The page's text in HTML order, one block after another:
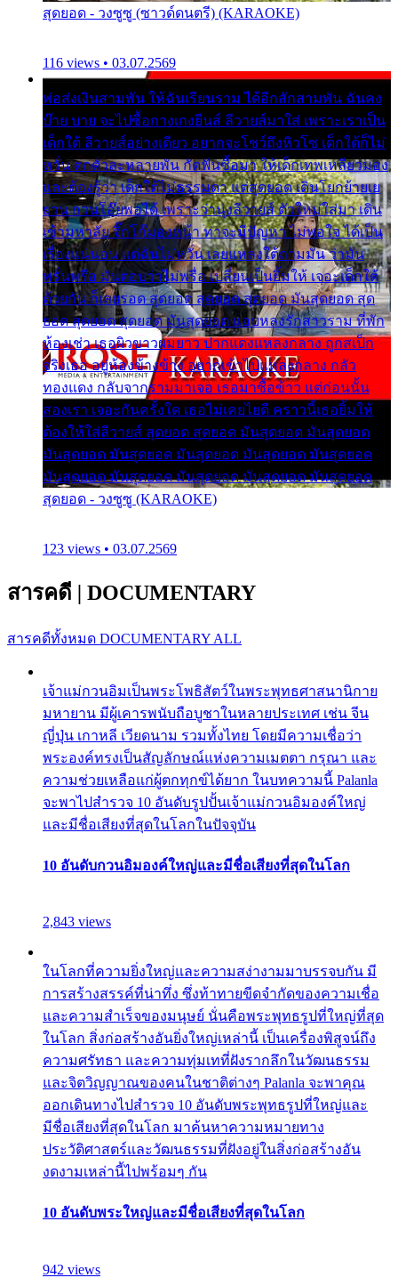
สุดยอด - วงซูซู (ซาวด์ดนตรี) (KARAOKE)
116 views • 03.07.2569
พ่อส่งเงินสามพัน ให้ฉันเรียนราม ได้อีกสักสามพัน ฉันคง
บ๊าย บาย จะไปซื้อกางเกงยีนส์ ลีวายส์มาใส่ เพราะเราเป็น
เด็กใต้ ลีวายส์อย่างเดียว อยากจะโชว์ถึงหิวโซ เด็กใต้ก็ไม่
หวั่น ตกตัวละหลายพัน กัดฟันซื้อมา ให้เด็กเทพเหลียวมอง
และต้องรู้ว่า เด็กใต้ไม่ธรรมดา แต่สุดยอด เดินโยกย้ายเย
ยวน กวนโอ๊ยพอได้ เพราะว่านุ่งลีวายส์ ตัวใหม่ใส่มา เดิน
เข้ามหาลัย จิ๊กโก๊มองหน้า ท่าจะมีปัญหา ไม่พอใจ ได้เป็น
เรื่องแน่นอน แต่ฉันไม่หวั่น เลยแหลงใต้ถามมัน ว่ามัน
พรั่นพรือ มันตอบว่าไม่พรื่อ เปลี่ยนเป็นยิ้มให้ เจอะเด็กใต้
ด้วยกัน ก็เลยรอด สุดยอด สุดยอด สุดยอด มันสุดยอด สุด
ยอด สุดยอด สุดยอด มันสุดยอด แอบหลงรักสาวราม ที่พัก
ห้องเช่า เธอผิวขาวผมยาว ปากแดงแหลงกลาง ถูกสเป็ก
จริงเธอ อยู่ห้องข้างข้าง อยากเข้าไปแหลงกลาง กลัว
ทองแดง กลับจากรามมาเจอ เธอมาซื้อข้าว แต่ก่อนนั้น
สองเรา เจอะกันครั้งใด เธอไม่เคยไยดี คราวนี้เธอยิ้มให้
ต้องให้ใส่ลีวายส์ สุดยอด สุดยอด มันสุดยอด มันสุดยอด
มันสุดยอด มันสุดยอด มันสุดยอด มันสุดยอด มันสุดยอด
มันสุดยอด มันสุดยอด มันสุดยอด มันสุดยอด มันสุดยอด
สุดยอด - วงซูซู (KARAOKE)
123 views • 03.07.2569
สารคดี | DOCUMENTARY
สารคดีทั้งหมด DOCUMENTARY ALL
เจ้าแม่กวนอิมเป็นพระโพธิสัตว์ในพระพุทธศาสนานิกาย
มหายาน มีผู้เคารพนับถือบูชาในหลายประเทศ เช่น จีน
ญี่ปุ่น เกาหลี เวียดนาม รวมทั้งไทย โดยมีความเชื่อว่า
พระองค์ทรงเป็นสัญลักษณ์แห่งความเมตตา กรุณา และ
ความช่วยเหลือแก่ผู้ตกทุกข์ได้ยาก ในบทความนี้ Palanla
จะพาไปสำรวจ 10 อันดับรูปปั้นเจ้าแม่กวนอิมองค์ใหญ่
และมีชื่อเสียงที่สุดในโลกในปัจจุบัน
10 อันดับกวนอิมองค์ใหญ่และมีชื่อเสียงที่สุดในโลก
2,843 views
ในโลกที่ความยิ่งใหญ่และความสง่างามมาบรรจบกัน มี
การสร้างสรรค์ที่น่าทึ่ง ซึ่งท้าทายขีดจำกัดของความเชื่อ
และความสำเร็จของมนุษย์ นั่นคือพระพุทธรูปที่ใหญ่ที่สุด
ในโลก สิ่งก่อสร้างอันยิ่งใหญ่เหล่านี้ เป็นเครื่องพิสูจน์ถึง
ความศรัทธา และความทุ่มเทที่ฝังรากลึกในวัฒนธรรม
และจิตวิญญาณของคนในชาติต่างๆ Palanla จะพาคุณ
ออกเดินทางไปสำรวจ 10 อันดับพระพุทธรูปที่ใหญ่และ
มีชื่อเสียงที่สุดในโลก มาค้นหาความหมายทาง
ประวัติศาสตร์และวัฒนธรรมที่ฝังอยู่ในสิ่งก่อสร้างอัน
งดงามเหล่านี้ไปพร้อมๆ กัน
10 อันดับพระใหญ่และมีชื่อเสียงที่สุดในโลก
942 views